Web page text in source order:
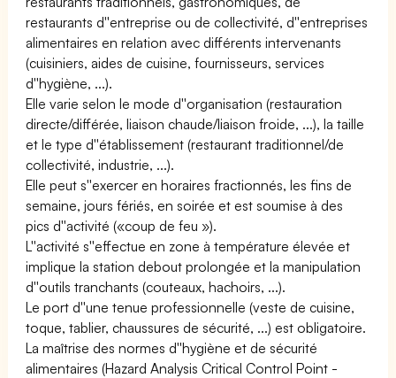
restaurants d''entreprise ou de collectivité, d''entreprises
alimentaires en relation avec différents intervenants
(cuisiniers, aides de cuisine, fournisseurs, services
d''hygiène, ...).
Elle varie selon le mode d''organisation (restauration
directe/différée, liaison chaude/liaison froide, ...), la taille
et le type d''établissement (restaurant traditionnel/de
collectivité, industrie, ...).
Elle peut s''exercer en horaires fractionnés, les fins de
semaine, jours fériés, en soirée et est soumise à des
pics d''activité («coup de feu »).
L''activité s''effectue en zone à température élevée et
implique la station debout prolongée et la manipulation
d''outils tranchants (couteaux, hachoirs, ...).
Le port d''une tenue professionnelle (veste de cuisine,
toque, tablier, chaussures de sécurité, ...) est obligatoire.
La maîtrise des normes d''hygiène et de sécurité
alimentaires (Hazard Analysis Critical Control Point -